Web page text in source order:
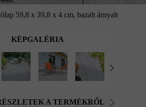
59,8 x 39,8 x 4 cm, bazalt árnyalt
KÉPGALÉRIA
A TERMÉKRŐL